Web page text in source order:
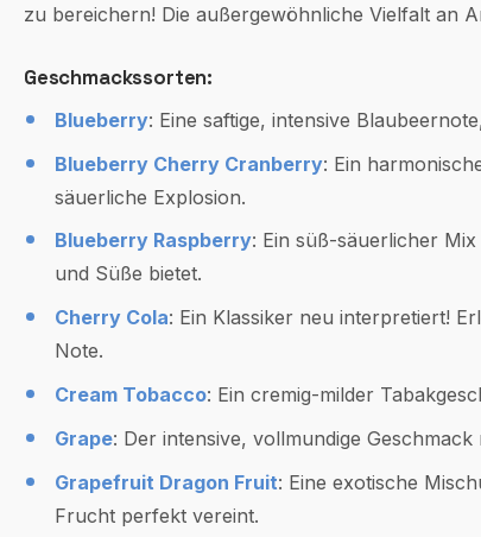
zu bereichern! Die außergewöhnliche Vielfalt an
Geschmackssorten:
Blueberry: Eine saftige, intensive
Blueberry Cherry Cranberry: Ein
säuerliche Explosion.
Blueberry Raspberry: Ein süß-säuerlicher
und Süße bietet.
Cherry Cola: Ein Klassiker neu interpretiert!
Note.
Cream Tobacco: Ein cremig-milder
Grape: Der intensive, vollmundige
Grapefruit Dragon Fruit: Eine exotische
Frucht perfekt vereint.